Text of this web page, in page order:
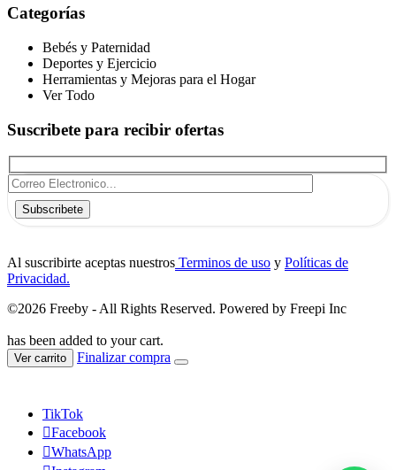
Categorías
Bebés y Paternidad
Deportes y Ejercicio
Herramientas y Mejoras para el Hogar
Ver Todo
Suscribete para recibir ofertas
Subscribete
Al suscribirte aceptas nuestros Terminos de uso y Políticas de
Privacidad.
©2026 Freeby - All Rights Reserved. Powered by Freepi Inc
has been added to your cart.
Ver carrito Finalizar compra
TikTok
Facebook
WhatsApp